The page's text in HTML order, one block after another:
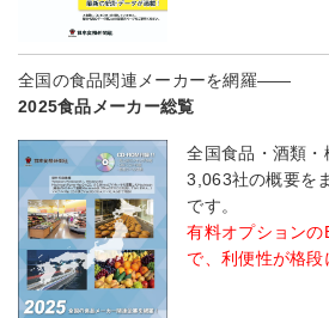
全国の食品関連メーカーを網羅――
2025食品メーカー総覧
全国食品・酒類・
3,063社の概要を
です。
有料オプションの
で、利便性が格段